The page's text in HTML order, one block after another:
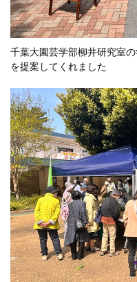
千葉大園芸学部柳井研究室
を提案してくれました